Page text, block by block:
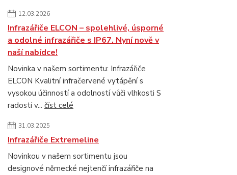
12.03.2026
Infrazářiče ELCON – spolehlivé, úsporné
a odolné infrazářiče s IP67. Nyní nově v
naší nabídce!
Novinka v našem sortimentu: Infrazářiče
ELCON Kvalitní infračervené vytápění s
vysokou účinností a odolností vůči vlhkosti S
radostí v... číst celé
31.03.2025
Infrazářiče Extremeline
Novinkou v našem sortimentu jsou
designové německé nejtenčí infrazářiče na